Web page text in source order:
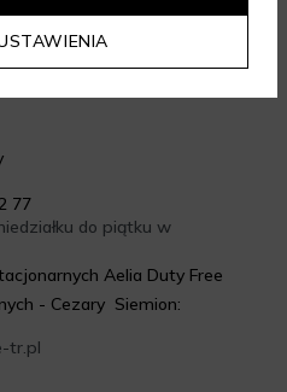
77
do piątku w
Aelia Duty Free
- Cezary Siemion:
tr.pl